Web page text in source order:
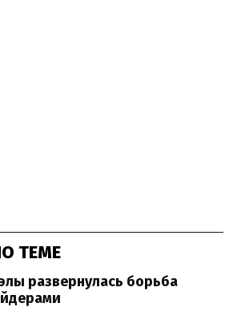
ТЕМЕ
развернулась борьба